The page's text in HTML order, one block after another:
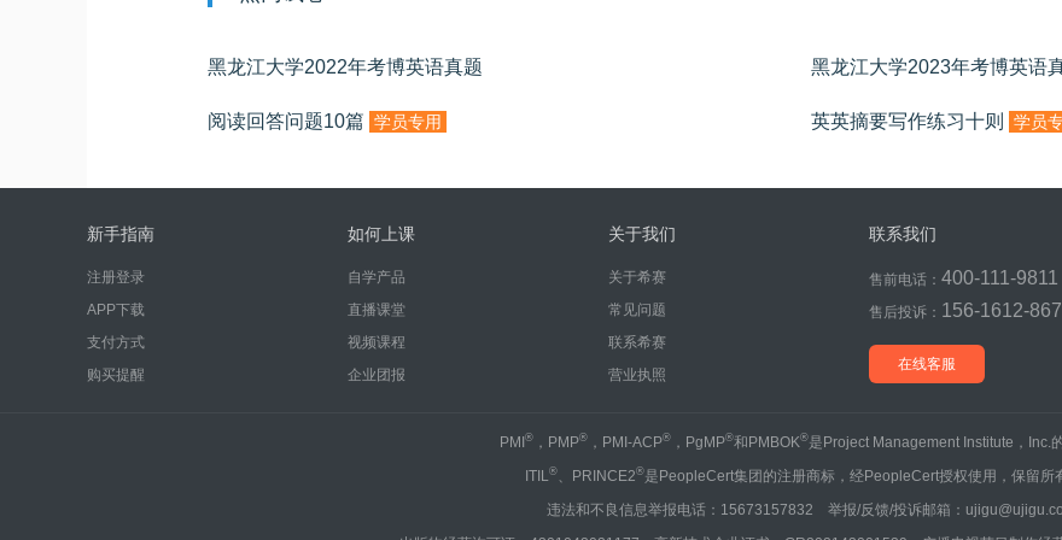
黑龙江大学2022年考博英语真题 黑龙江大学2023年考博英语
阅读回答问题10篇 学员专用 英英摘要写作练习十则 学员
新手指南
注册登录
APP下载
支付方式
购买提醒
如何上课
自学产品
直播课堂
视频课程
企业团报
关于我们
关于希赛
常见问题
联系希赛
营业执照
联系我们
售前电话： 400-111-9811
售后投诉： 156-1612-
在线客服
PMI®，PMP®，PMI-ACP®，PgMP®和PMBOK®是Project Management Institute，Inc.
ITIL®、PRINCE2®是PeopleCert集团的注册商标，经PeopleCert授权使用，保留所
违法和不良信息举报电话：15673157832 举报/反馈/投诉邮箱：